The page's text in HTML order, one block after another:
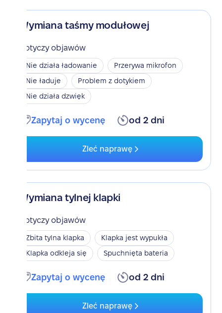
Wymiana taśmy modułowej
Dotyczy objawów
Nie działa ładowanie
Przerywa mikrofon
Nie ładuje
Problem z dotykiem
Nie działa dzwięk
Zapytaj o wycenę od 2 dni
Zleć naprawę
Wymiana tylnej klapki
Dotyczy objawów
Zbita tylna klapka
Klapka jest wypukła
Klapka odkleja się
Spuchnięta bateria
Zapytaj o wycenę od 2 dni
Zleć naprawę